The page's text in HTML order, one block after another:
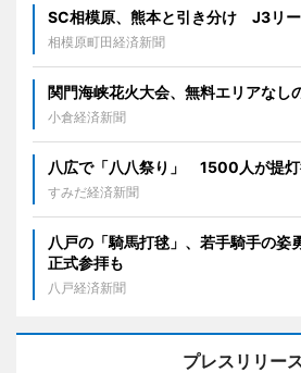
SC相模原、熊本と引き分け J3リ
相模原町田経済新聞
関門海峡花火大会、無料エリアなし
小倉経済新聞
八広で「八八祭り」 1500人が提灯
すみだ経済新聞
八戸の「騎馬打毬」、若手騎手の
正式参拝も
八戸経済新聞
プレスリリー